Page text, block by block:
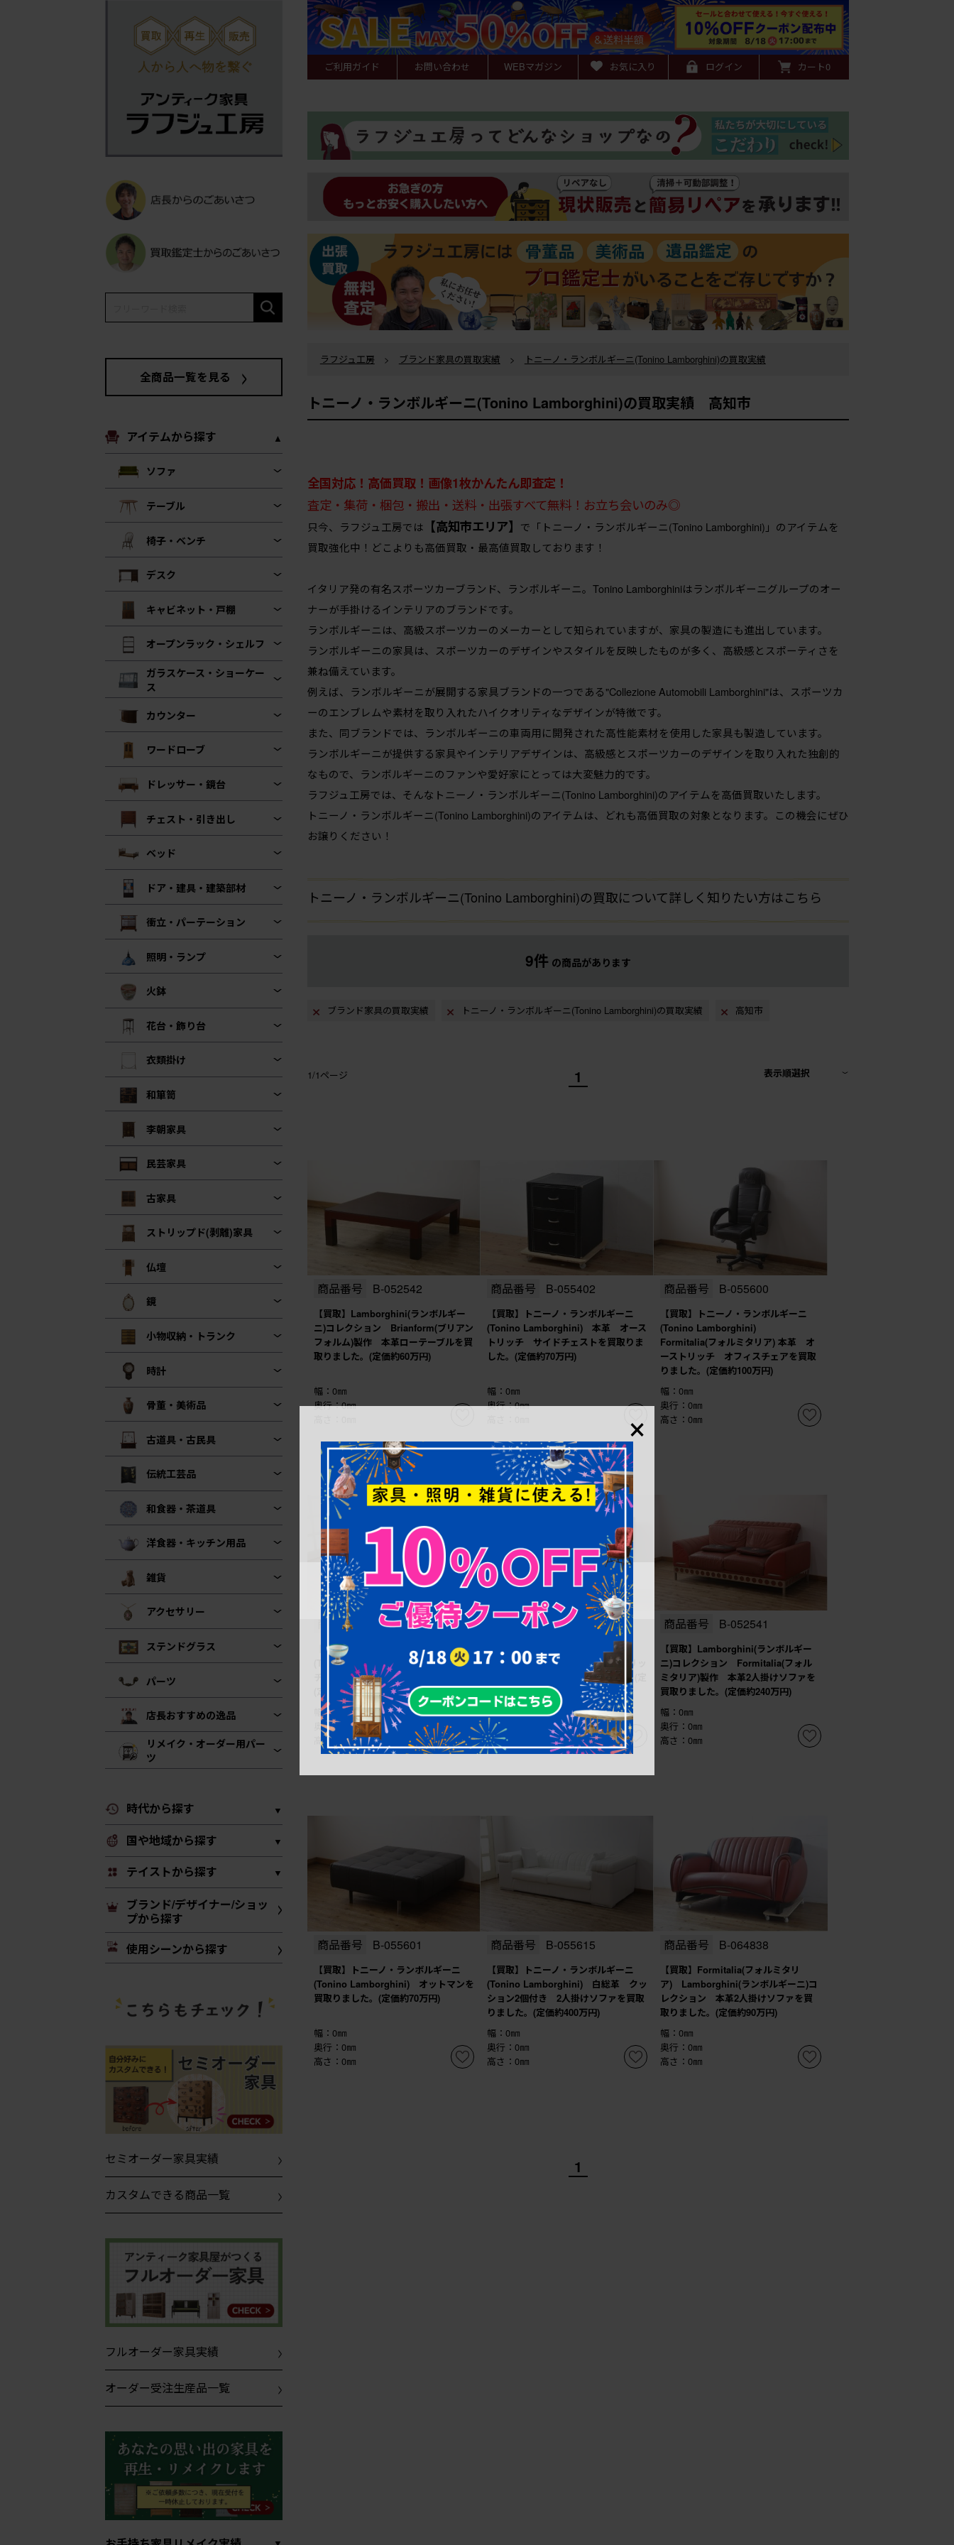
全商品一覧を見る
アイテムから探す
ソファ
テーブル
椅子・ベンチ
デスク
キャビネット・戸棚
オープンラック・シェルフ
ガラスケース・ショーケー
ス
カウンター
ワードローブ
ドレッサー・鏡台
チェスト・引き出し
ベッド
ドア・建具・建築部材
衝立・パーテーション
照明・ランプ
火鉢
花台・飾り台
衣類掛け
和箪笥
李朝家具
民芸家具
古家具
ストリップド(剥離)家具
仏壇
鏡
小物収納・トランク
時計
骨董・美術品
古道具・古民具
伝統工芸品
和食器・茶道具
洋食器・キッチン用品
雑貨
アクセサリー
ステンドグラス
パーツ
店長おすすめの逸品
リメイク・オーダー用パー
ツ
時代から探す
国や地域から探す
テイストから探す
ブランド/デザイナー/ショッ
プから探す
使用シーンから探す
セミオーダー家具実績
カスタムできる商品一覧
フルオーダー家具実績
オーダー受注生産品一覧
ご利用ガイド お問い合わせ WEBマガジン お気に入り ログイン カート0
ラフジュ工房 > ブランド家具の買取実績 > トニーノ・ランボルギーニ(Tonino Lamborghini)の買取実績
トニーノ・ランボルギーニ(Tonino Lamborghini)の買取実績 高知市
全国対応！高価買取！画像1枚かんたん即査定！
査定・集荷・梱包・搬出・送料・出張すべて無料！お立ち会いのみ◎
只今、ラフジュ工房では 【高知市エリア】 で「トニーノ・ランボルギーニ(Tonino Lamborghini)」のアイテムを
買取強化中！どこよりも高価買取・最高値買取しております！
イタリア発の有名スポーツカーブランド、ランボルギーニ。Tonino Lamborghiniはランボルギーニグループのオー
ナーが手掛けるインテリアのブランドです。
ランボルギーニは、高級スポーツカーのメーカーとして知られていますが、家具の製造にも進出しています。
ランボルギーニの家具は、スポーツカーのデザインやスタイルを反映したものが多く、高級感とスポーティさを
兼ね備えています。
例えば、ランボルギーニが展開する家具ブランドの一つである"Collezione Automobili Lamborghini"は、スポーツカ
ーのエンブレムや素材を取り入れたハイクオリティなデザインが特徴です。
また、同ブランドでは、ランボルギーニの車両用に開発された高性能素材を使用した家具も製造しています。
ランボルギーニが提供する家具やインテリアデザインは、高級感とスポーツカーのデザインを取り入れた独創的
なもので、ランボルギーニのファンや愛好家にとっては大変魅力的です。
ラフジュ工房では、そんなトニーノ・ランボルギーニ(Tonino Lamborghini)のアイテムを高価買取いたします。
トニーノ・ランボルギーニ(Tonino Lamborghini)のアイテムは、どれも高価買取の対象となります。この機会にぜひ
お譲りください！
トニーノ・ランボルギーニ(Tonino Lamborghini)の買取について詳しく知りたい方はこちら
9件 の商品があります
ブランド家具の買取実績 トニーノ・ランボルギーニ(Tonino Lamborghini)の買取実績 高知市
1/1ページ 表示順選択
1
商品番号 B-052542
【買取】Lamborghini(ランボルギー
ニ)コレクション Brianform(ブリアン
フォルム)製作 本革ローテーブルを買
取りました。(定価約60万円)
幅：0㎜
奥行：0㎜
商品番号 B-055402
【買取】トニーノ・ランボルギーニ
(Tonino Lamborghini) 本革 オース
トリッチ サイドチェストを買取りま
した。(定価約70万円)
幅：0㎜
奥行：0㎜
商品番号 B-055600
【買取】トニーノ・ランボルギーニ
(Tonino Lamborghini)
Formitalia(フォルミタリア) 本革 オ
ーストリッチ オフィスチェアを買取
りました。(定価約100万円)
幅：0㎜
奥行：0㎜
高さ：0㎜
商品番号 B-055616
【買取】トニーノ・ランボルギーニ
(Tonino Lamborghini) オーストリッ
チ 総革張りデスクを買取りました。
(定価約300万円)
幅：0㎜
奥行：0㎜
高さ：0㎜
商品番号 B-055676
【買取】トニーノ・ランボルギーニ
(Tonino Lamborghini) オーストリッ
チ サイドボードを買取りました。(定
価約180万円)
幅：0㎜
奥行：0㎜
高さ：0㎜
商品番号 B-052541
【買取】Lamborghini(ランボルギー
ニ)コレクション Formitalia(フォル
ミタリア)製作 本革2人掛けソファを
買取りました。(定価約240万円)
幅：0㎜
奥行：0㎜
高さ：0㎜
商品番号 B-055601
【買取】トニーノ・ランボルギーニ
(Tonino Lamborghini) オットマンを
買取りました。(定価約70万円)
幅：0㎜
奥行：0㎜
高さ：0㎜
商品番号 B-055615
【買取】トニーノ・ランボルギーニ
(Tonino Lamborghini) 白総革 クッ
ション2個付き 2人掛けソファを買取
りました。(定価約400万円)
幅：0㎜
奥行：0㎜
高さ：0㎜
商品番号 B-064838
【買取】Formitalia(フォルミタリ
ア) Lamborghini(ランボルギーニ)コ
レクション 本革2人掛けソファを買
取りました。(定価約90万円)
幅：0㎜
奥行：0㎜
高さ：0㎜
1
×